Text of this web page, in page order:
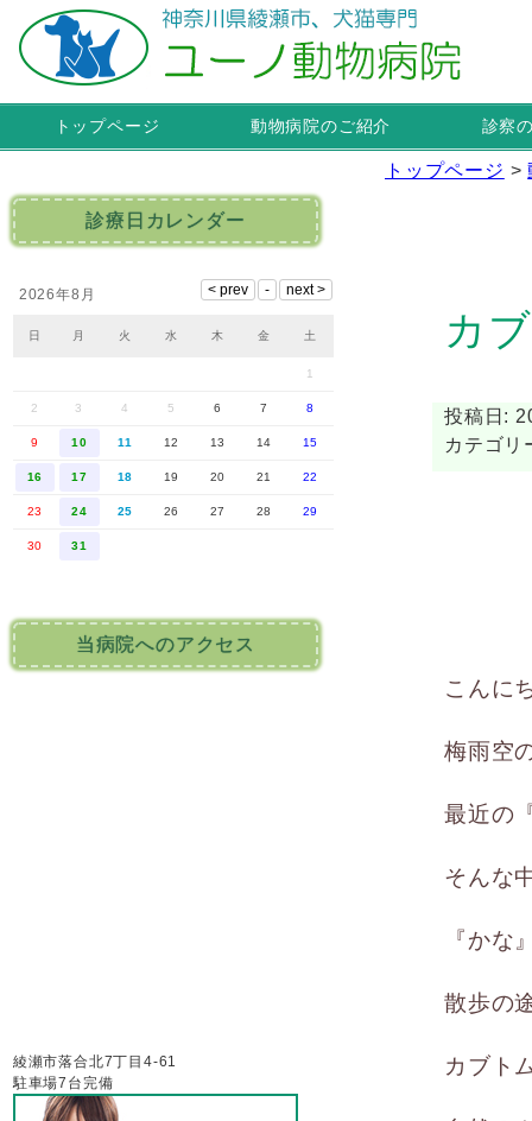
トップページ 動物病院のご紹介 診察
トップページ >
カ
投稿日:
カテゴ
こんに
梅雨空
最近の
そんな
『かな
散歩の
カブト
診療日カレンダー
2026年8月
日 月 火 水 木 金 土
1
2 3 4 5 6 7 8
9 10 11 12 13 14 15
16 17 18 19 20 21 22
23 24 25 26 27 28 29
30 31
当病院へのアクセス
綾瀬市落合北7丁目4-61
駐車場7台完備